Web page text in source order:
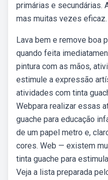
primárias e secundárias.
mas muitas vezes eficaz.
Lava bem e remove boa
quando feita
pintura com as mãos,
estimule a expressão
atividades com tinta
Webpara realizar essas
guache para educação
de um papel metro e,
cores. Web — existem
tinta guache para
Veja a lista preparada